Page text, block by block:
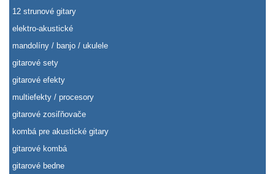
12 strunové gitary
elektro-akustické
mandolíny / banjo / ukulele
gitarové sety
gitarové efekty
multiefekty / procesory
gitarové zosiľňovače
kombá pre akustické gitary
gitarové kombá
gitarové bedne